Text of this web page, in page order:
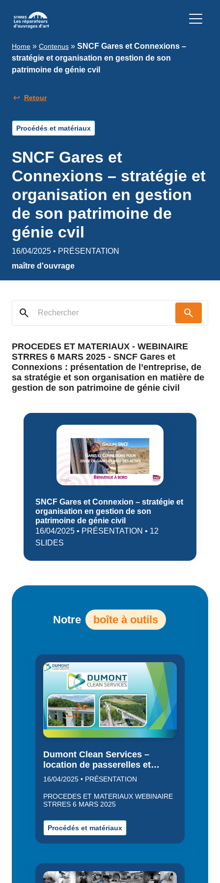
Home » Contenus » SNCF Gares et Connexions –
stratégie et organisation en gestion de son
patrimoine de génie cvil
Retour
Procédés et matériaux
SNCF Gares et
Connexions – stratégie et
organisation en gestion
de son patrimoine de
génie cvil
16/04/2025 • PRÉSENTATION
maître d'ouvrage
search search
PROCEDES ET MATERIAUX - WEBINAIRE
STRRES 6 MARS 2025 - SNCF Gares et
Connexions : présentation de l’entreprise, de
sa stratégie et son organisation en matière de
gestion de son patrimoine de génie civil
SNCF Gares et Connexion – stratégie et
organisation en gestion de son
patrimoine de génie civil
16/04/2025 • PRÉSENTATION • 12
SLIDES
Notre boîte à outils
Dumont Clean Services –
location de passerelles et
nacelles négatives adaptées
16/04/2025 • PRÉSENTATION
PROCEDES ET MATERIAUX WEBINAIRE
STRRES 6 MARS 2025
Procédés et matériaux